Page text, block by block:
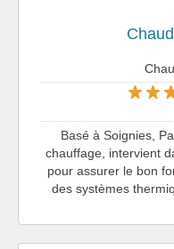
Basé à Soignies,
chauffage, intervient
pour assurer le bon
des systèmes